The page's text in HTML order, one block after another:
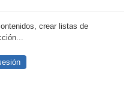
crear listas de